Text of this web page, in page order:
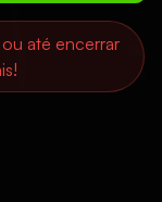
até encerrar